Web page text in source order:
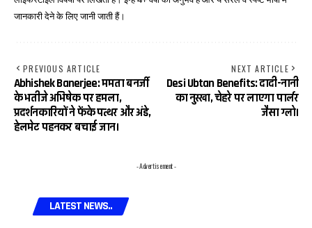
जानकारी देने के लिए जानी जाती हैं।
PREVIOUS ARTICLE
Abhishek Banerjee: ममता बनर्जी
के भतीजे अभिषेक पर हमला,
प्रदर्शनकारियों ने फेंके पत्थर और अंडे,
हेलमेट पहनकर बचाई जान।
NEXT ARTICLE
Desi Ubtan Benefits: दादी-नानी
का नुस्खा, चेहरे पर लाएगा पार्लर
जैसा ग्लो।
- Advertisement -
LATEST NEWS..